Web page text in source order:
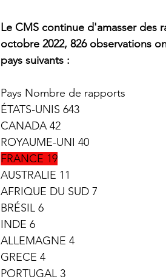
Le CMS continue d'amasser des
octobre 2022, 826 observations
pays suivants :
Pays Nombre de rapports
ÉTATS-UNIS 643
CANADA 42
ROYAUME-UNI 40
FRANCE 19
AUSTRALIE 11
AFRIQUE DU SUD 7
BRÉSIL 6
INDE 6
ALLEMAGNE 4
GRECE 4
PORTUGAL 3